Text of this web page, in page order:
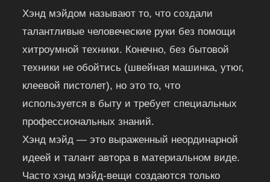
Хэнд мэйдом называют то, что создали
талантливые человеческие руки без помощи
хитроумной техники. Конечно, без бытовой
техники не обойтись (швейная машинка, утюг,
клеевой пистолет), но это то, что
используется в быту и требует специальных
профессиональных знаний.
Хэнд мэйд — это выраженный неординарной
идеей и талант автора в материальном виде.
Часто хэнд мэйд-вещи создаются только